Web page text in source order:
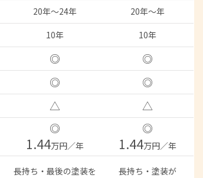
20年〜24年
20年〜年
10年
10年
◎ ◎
◎ ◎
△ △
◎
1.44万円／年
◎
1.44万円／年
長持ち・最後の塗装を
長持ち・塗装が